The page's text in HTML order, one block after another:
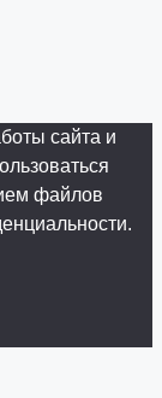
сайта и
файлов